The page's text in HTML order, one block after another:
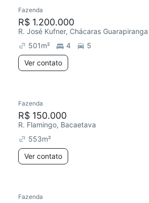
Fazenda
R$ 1.200.000
R. José Kufner, Chácaras Guarapiranga
501m² 4
5
Ver contato
Fazenda
R$ 150.000
R. Flamingo, Bacaetava
553m²
Ver contato
Fazenda